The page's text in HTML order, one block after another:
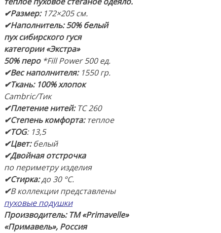
✔Размер:172×205 см.
✔Наполнитель:50% белый
пух сибирского гуся
категории «Экстра»
50% перо *Fill Power 500 ед.
✔Вес наполнителя:1550 гр.
✔Ткань: 100% хлопок
Сambric/Тик
✔Плетение нитей:TC 260
✔Степень комфорта:теплое
✔TOG: 13,5
✔Цвет:белый
✔Двойная отстрочка
по периметру изделия
✔Стирка:до 30 °С.
✔В коллекции представлены
пуховые подушки
Производитель: ТМ «Primavelle»
«Примавель», Россия